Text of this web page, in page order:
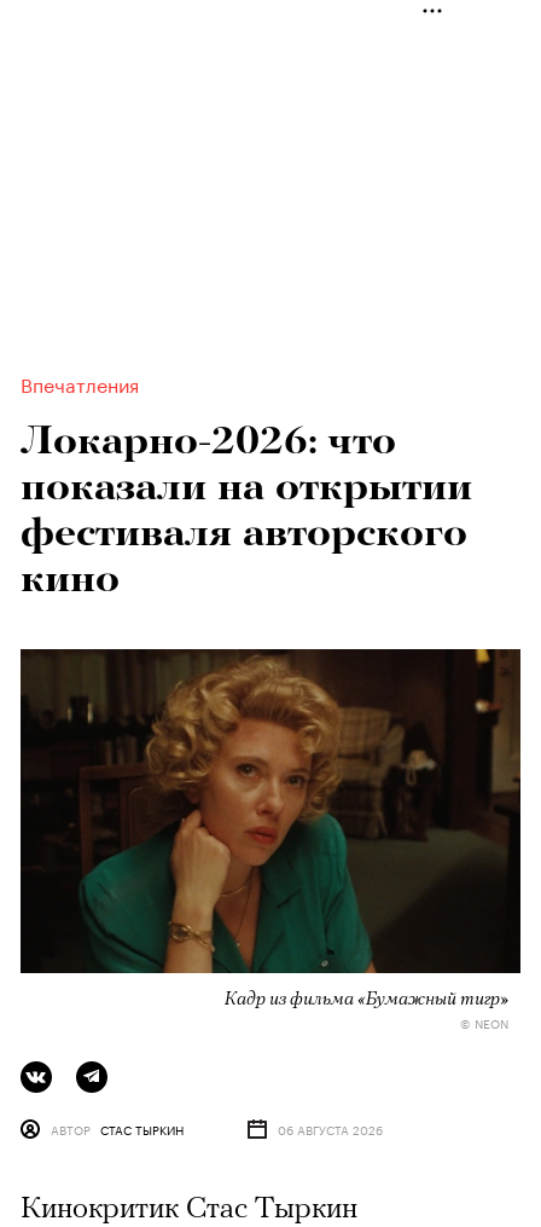
Впечатления
Локарно-2026: что
показали на открытии
фестиваля авторского
кино
Кадр из фильма «Бумажный тигр»
© NEON
АВТОР СТАС ТЫРКИН 06 АВГУСТА 2026
Кинокритик Стас Тыркин